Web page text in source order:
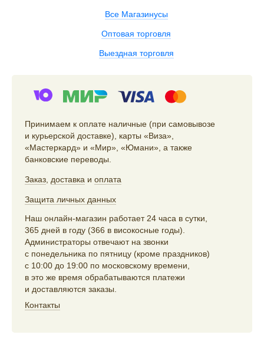
Все Магазинусы
Оптовая торговля
Выездная торговля
Принимаем к оплате наличные (при самовывозе
и курьерской доставке), карты «Виза»,
«Мастеркард» и «Мир», «Юмани», а также
банковские переводы.
Заказ, доставка и оплата
Защита личных данных
Наш онлайн-магазин работает 24 часа в сутки,
365 дней в году (366 в високосные годы).
Администраторы отвечают на звонки
с понедельника по пятницу (кроме праздников)
с 10:00 до 19:00 по московскому времени,
в это же время обрабатываются платежи
и доставляются заказы.
Контакты